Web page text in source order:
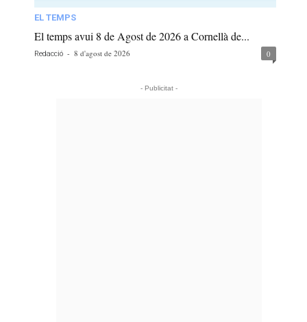
EL TEMPS
El temps avui 8 de Agost de 2026 a Cornellà de...
Redacció - 8 d'agost de 2026 0
- Publicitat -